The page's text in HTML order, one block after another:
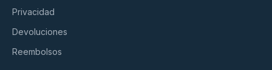
Privacidad
Devoluciones
Reembolsos